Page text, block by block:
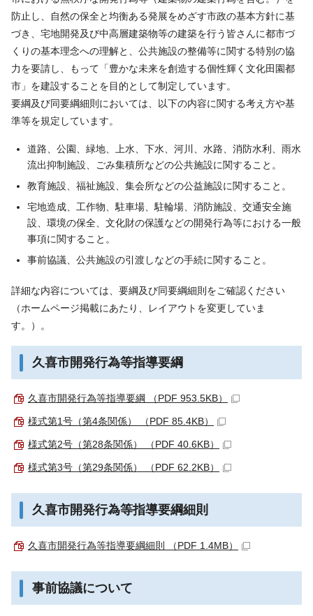
防止し、自然の保全と均衡ある発展をめざす市政の基本方針に基
づき、宅地開発及び中高層建築物等の建築を行う皆さんに都市づ
くりの基本理念への理解と、公共施設の整備等に関する特別の協
力を要請し、もって「豊かな未来を創造する個性輝く文化田園都
市」を建設することを目的として制定しています。
要綱及び同要綱細則においては、以下の内容に関する考え方や基
準等を規定しています。
道路、公園、緑地、上水、下水、河川、水路、消防水利、雨水
流出抑制施設、ごみ集積所などの公共施設に関すること。
教育施設、福祉施設、集会所などの公益施設に関すること。
宅地造成、工作物、駐車場、駐輪場、消防施設、交通安全施
設、環境の保全、文化財の保護などの開発行為等における一般
事項に関すること。
事前協議、公共施設の引渡しなどの手続に関すること。
詳細な内容については、要綱及び同要綱細則をご確認ください
（ホームページ掲載にあたり、レイアウトを変更していま
す。）。
久喜市開発行為等指導要綱
久喜市開発行為等指導要綱 （PDF 953.5KB）
様式第1号（第4条関係） （PDF 85.4KB）
様式第2号（第28条関係） （PDF 40.6KB）
様式第3号（第29条関係） （PDF 62.2KB）
久喜市開発行為等指導要綱細則
久喜市開発行為等指導要綱細則 （PDF 1.4MB）
事前協議について